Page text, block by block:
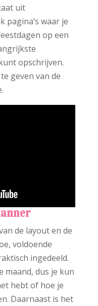
uit
pagina’s waar je
op een
opschrijven.
geven van de
de layout en de
voldoende
ingedeeld.
maand, dus je kun
hebt of hoe je
Daarnaast is het